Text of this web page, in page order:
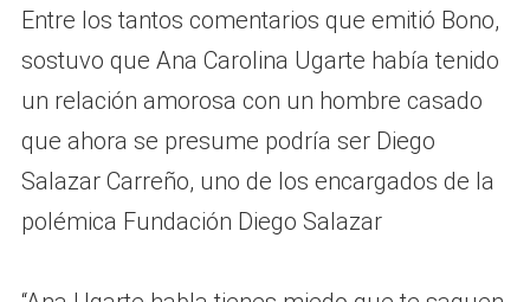
Entre los tantos comentarios que emitió Bono,
sostuvo que Ana Carolina Ugarte había tenido
un relación amorosa con un hombre casado
que ahora se presume podría ser Diego
Salazar Carreño, uno de los encargados de la
polémica Fundación Diego Salazar